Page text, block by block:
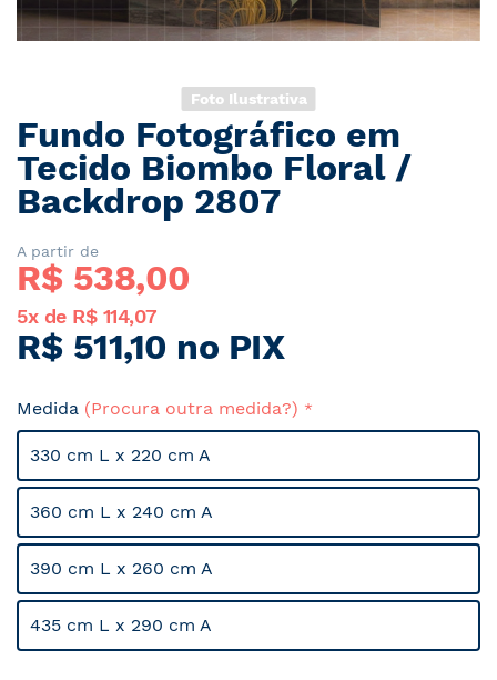
Foto Ilustrativa
Saltar
para
o
início
Galeria
de
imagens
Fundo Fotográfico em
Tecido Biombo Floral /
Backdrop 2807
A partir de
R$ 538,00
5x de R$ 114,07
R$ 511,10 no PIX
Medida (Procura outra medida?)
330 cm L x 220 cm A
360 cm L x 240 cm A
390 cm L x 260 cm A
435 cm L x 290 cm A